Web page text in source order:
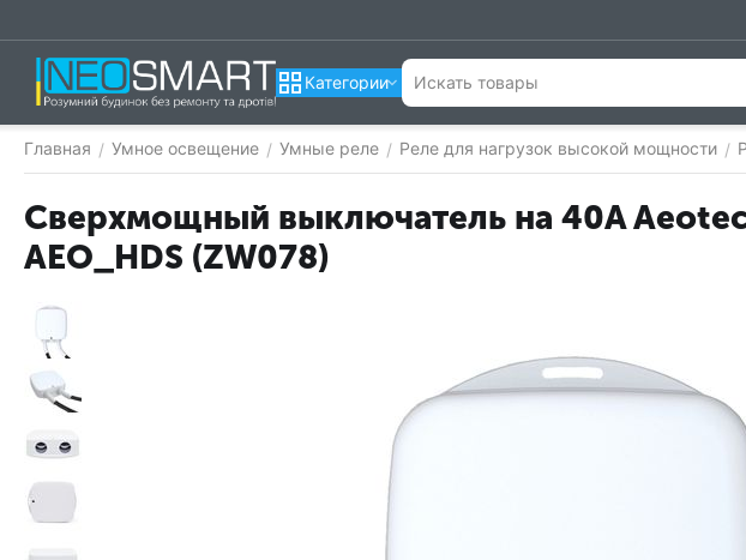
Категории
Главная / Умное освещение / Умные реле / Реле для нагрузок высокой мощности /
Сверхмощный выключатель на 40A
AEO_HDS (ZW078)